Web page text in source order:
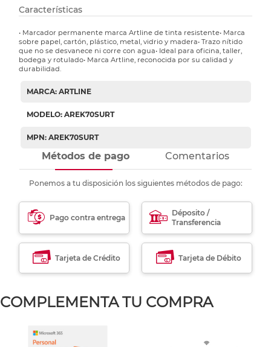
Características
• Marcador permanente marca Artline de tinta resistente• Marca
sobre papel, cartón, plástico, metal, vidrio y madera• Trazo nítido
que no se desvanece ni corre con agua• Ideal para oficina, taller,
bodega y rotulado• Marca Artline, reconocida por su calidad y
durabilidad.
MARCA: ARTLINE
MODELO: AREK70SURT
MPN: AREK70SURT
Métodos de pago Comentarios
Ponemos a tu disposición los siguientes métodos de pago:
Pago contra entrega
Déposito /
Transferencia
Tarjeta de Crédito Tarjeta de Débito
COMPLEMENTA TU COMPRA